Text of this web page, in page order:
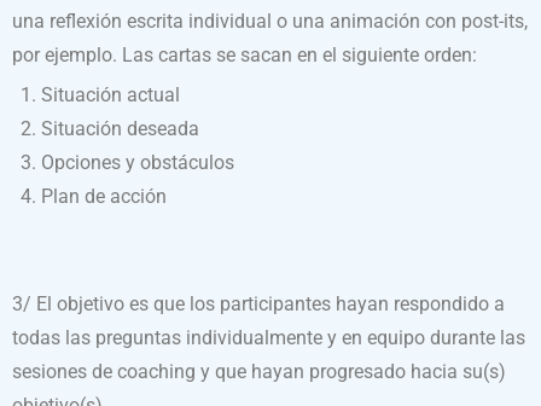
una reflexión escrita individual o una animación con post-its,
por ejemplo. Las cartas se sacan en el siguiente orden:
Situación actual
Situación deseada
Opciones y obstáculos
Plan de acción
3/ El objetivo es que los participantes hayan respondido a
todas las preguntas individualmente y en equipo durante las
sesiones de coaching y que hayan progresado hacia su(s)